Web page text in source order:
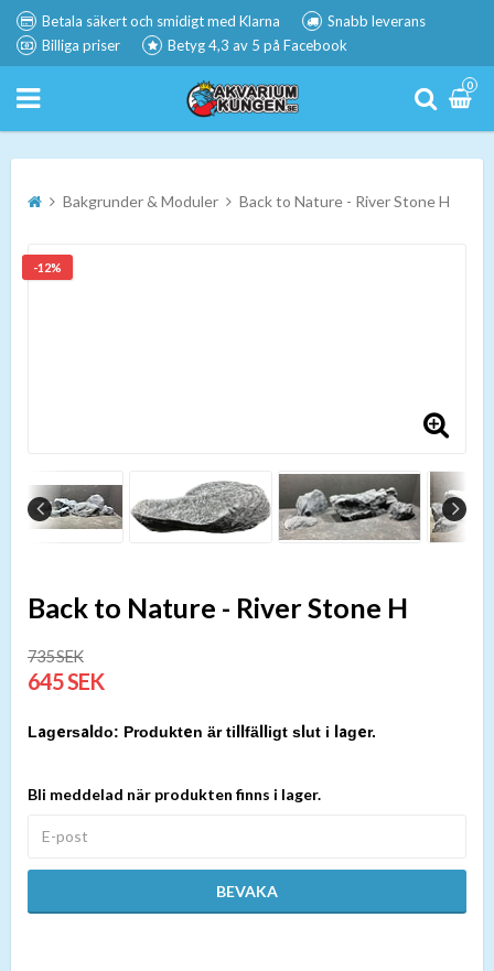
Betala säkert och smidigt med Klarna
Snabb leverans
Billiga priser
Betyg 4,3 av 5 på Facebook
0
Bakgrunder & Moduler Back to Nature - River Stone H
-12%
Back to Nature - River Stone H
735 SEK
645 SEK
Produkten är tillfälligt slut i lager.
Bli meddelad när produkten finns i lager.
BEVAKA